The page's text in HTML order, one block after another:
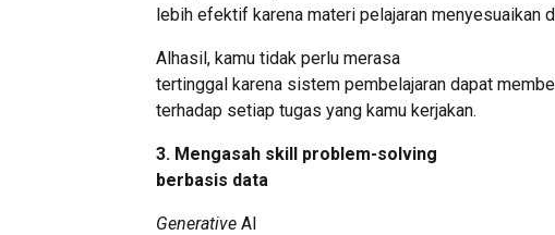
lebih efektif karena materi pelajaran menyesuaikan
Alhasil, kamu tidak perlu merasa
tertinggal karena sistem pembelajaran dapat
terhadap setiap tugas yang kamu kerjakan.
3. Mengasah skill problem-solving
berbasis data
Generative AI